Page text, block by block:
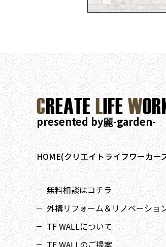
CREATELIFEW
presented by麗-garden-
HOME(クリエイトライフワーカ
無料相談はコチラ
外構リフォーム＆リノベーショ
TF WALLについて
TF WALLのご提案